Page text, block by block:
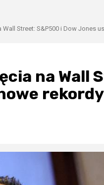
Street: S&P500 i Dow Jones
na Wall
rekordy